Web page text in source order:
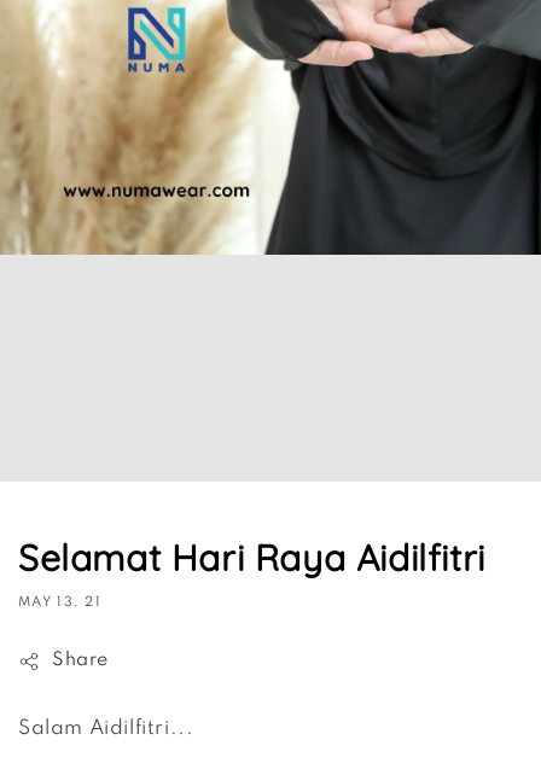
Selamat Hari Raya Aidilfitri
MAY 13, 21
Share
Salam Aidilfitri...